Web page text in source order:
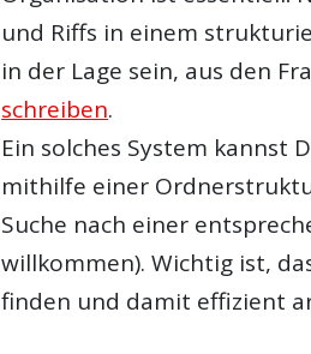
und Riffs in einem
in der Lage sein, aus den
schreiben.
Ein solches System kannst
mithilfe einer
Suche nach einer
willkommen). Wichtig ist,
finden und damit effizient